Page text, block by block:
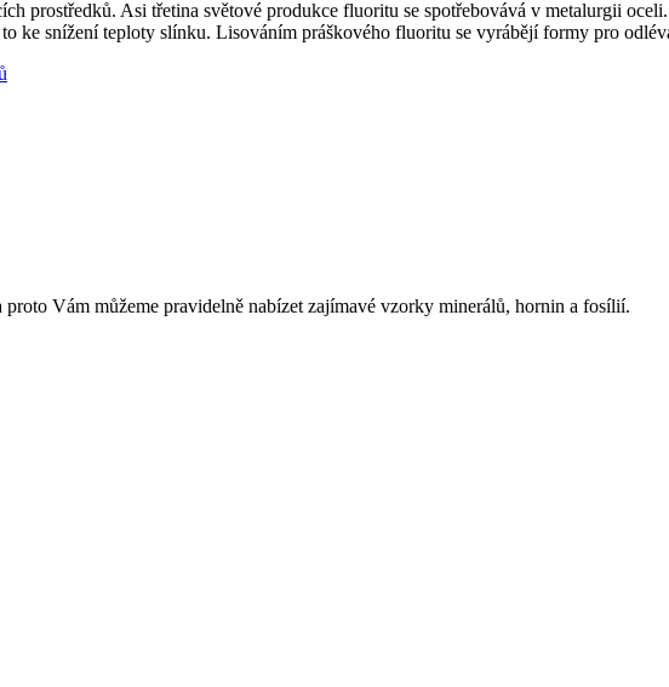
prostředků. Asi třetina světové produkce fluoritu se spotřebovává v metalurgii
ke snížení teploty slínku. Lisováním práškového fluoritu se vyrábějí formy pro
Vám můžeme pravidelně nabízet zajímavé vzorky minerálů, hornin a fosílií.